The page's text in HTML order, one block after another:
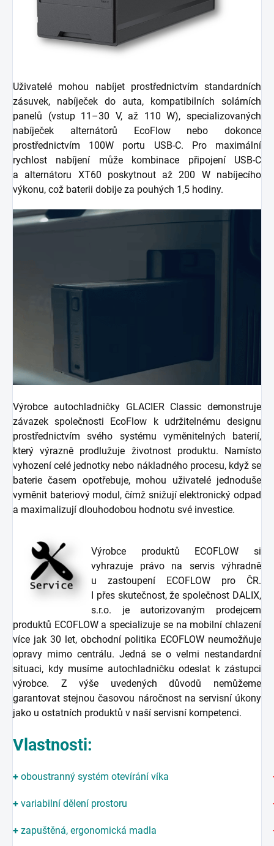
Uživatelé mohou nabíjet prostřednictvím standardních
zásuvek, nabíječek do auta, kompatibilních solárních
panelů (vstup 11–30 V, až 110 W), specializovaných
nabíječek alternátorů EcoFlow nebo dokonce
prostřednictvím 100W portu USB-C. Pro maximální
rychlost nabíjení může kombinace připojení USB-C
a alternátoru XT60 poskytnout až 200 W nabíjecího
výkonu, což baterii dobije za pouhých 1,5 hodiny.
Výrobce autochladničky GLACIER Classic demonstruje
závazek společnosti EcoFlow k udržitelnému designu
prostřednictvím svého systému vyměnitelných baterií,
který výrazně prodlužuje životnost produktu. Namísto
vyhození celé jednotky nebo nákladného procesu, když se
baterie časem opotřebuje, mohou uživatelé jednoduše
vyměnit bateriový modul, čímž snižují elektronický odpad
a maximalizují dlouhodobou hodnotu své investice.
Výrobce produktů ECOFLOW si
vyhrazuje právo na servis výhradně
u zastoupení ECOFLOW pro ČR.
I přes skutečnost, že společnost DALIX,
s.r.o. je autorizovaným prodejcem
produktů ECOFLOW a specializuje se na mobilní chlazení
více jak 30 let, obchodní politika ECOFLOW neumožňuje
opravy mimo centrálu. Jedná se o velmi nestandardní
situaci, kdy musíme autochladničku odeslat k zástupci
výrobce. Z výše uvedených důvodů nemůžeme
garantovat stejnou časovou náročnost na servisní úkony
jako u ostatních produktů v naší servisní kompetenci.
Vlastnosti:
+ oboustranný systém otevírání víka
+ variabilní dělení prostoru
+ zapuštěná, ergonomická madla